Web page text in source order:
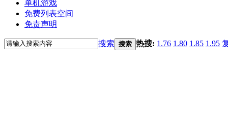
单机游戏
免费列表空间
免责声明
搜索 搜索 热搜: 1.76 1.80 1.85 1.95